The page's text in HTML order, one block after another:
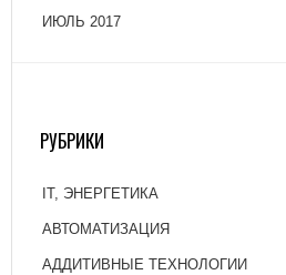
ИЮЛЬ 2017
РУБРИКИ
IT, ЭНЕРГЕТИКА
АВТОМАТИЗАЦИЯ
АДДИТИВНЫЕ ТЕХНОЛОГИИ